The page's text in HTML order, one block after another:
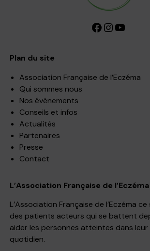
Facebook InstagramYouTube
Plan du site
Association Française de l’Eczéma
Qui sommes nous
Nos événements
Conseils et infos
Actualités
Partenaires
Presse
Contact
L’Association Française de l’Eczéma
L’Association Française de l’Eczéma
des patients acteurs qui se battent
aider les personnes atteintes dans leur
quotidien.